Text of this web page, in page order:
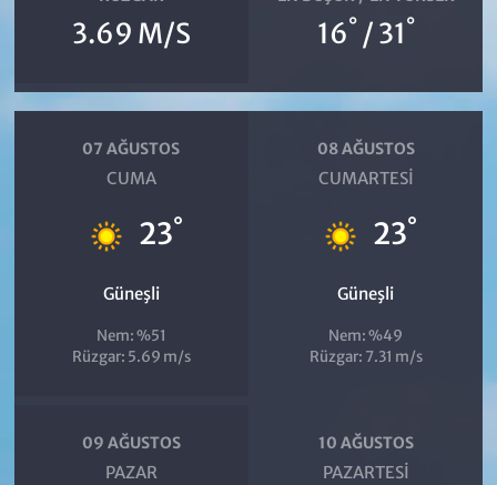
3.69 M/S 16° / 31°
07 AĞUSTOS
CUMA
23°
Güneşli
Nem: %51
Rüzgar: 5.69 m/s
08 AĞUSTOS
CUMARTESI
23°
Güneşli
Nem: %49
Rüzgar: 7.31 m/s
09 AĞUSTOS
PAZAR
10 AĞUSTOS
PAZARTESI